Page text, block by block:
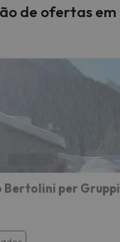
de ofertas em
Bertolini per